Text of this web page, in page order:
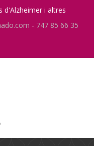
d'Alzheimer i altres
- 747 85 66 35